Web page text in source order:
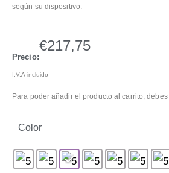
según su dispositivo.
Precio:
€217,75
I.V.A incluido
Para poder añadir el producto al carrito,
Color